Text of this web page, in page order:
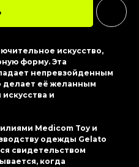
искусство,
форму. Эта
непревзойденным
делает её желанным
и
Medicom Toy и
одежды Gelato
свидетельством
когда